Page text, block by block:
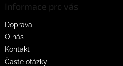
Informace pro vás
Doprava
O nás
Kontakt
Časté otázky